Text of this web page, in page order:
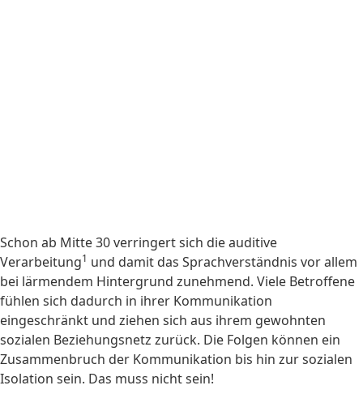
Schon ab Mitte 30 verringert sich die auditive
Verarbeitung1 und damit das Sprachverständnis vor allem
bei lärmendem Hintergrund zunehmend. Viele Betroffene
fühlen sich dadurch in ihrer Kommunikation
eingeschränkt und ziehen sich aus ihrem gewohnten
sozialen Beziehungsnetz zurück. Die Folgen können ein
Zusammenbruch der Kommunikation bis hin zur sozialen
Isolation sein. Das muss nicht sein!